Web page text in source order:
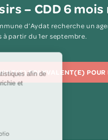
– CDD 6
d’Aydat recherche un
à partir du 1er septembre.
POLYVALENT(E) POUR